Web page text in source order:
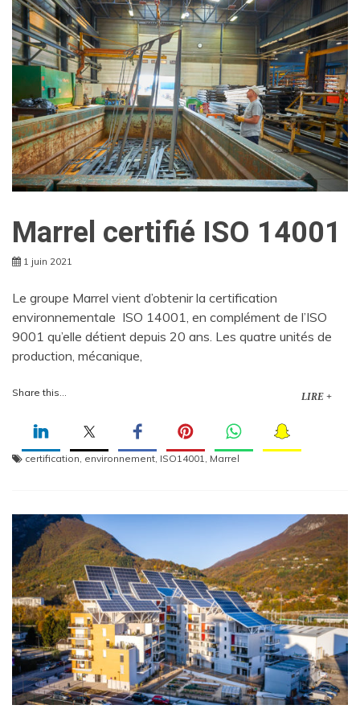
Marrel certifié ISO 14001
1 juin 2021
Le groupe Marrel vient d’obtenir la certification
environnementale ISO 14001, en complément de l’ISO
9001 qu’elle détient depuis 20 ans. Les quatre unités de
production, mécanique,
Share this... LIRE +
certification, environnement, ISO14001, Marrel